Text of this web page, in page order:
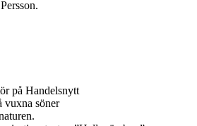
på Handelsnytt
vuxna söner